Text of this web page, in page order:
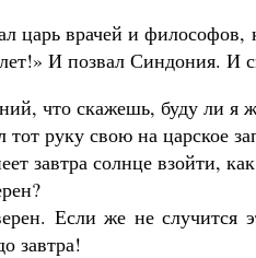
царь врачей и
И позвал Синдония. И
что скажешь, буду ли я
руку свою на царское
завтра солнце взойти,
Если же не случится
завтра!